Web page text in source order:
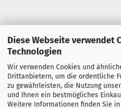
Diese Webseite verwendet
Technologien
Wir verwenden Cookies und
Drittanbietern, um die ordentliche
zu gewährleisten, die Nutzung
und Ihnen ein bestmögliches
Weitere Informationen finden Sie
T. 0351 647 544 93
F. 0351 647 544 97
M. manu@buchdruck-digital.de